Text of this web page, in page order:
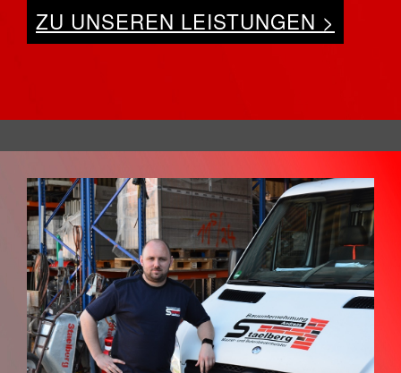
ZU UNSEREN LEISTUNGEN >